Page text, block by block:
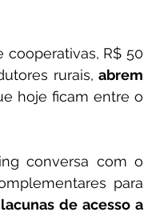
cooperativas, R$ 50
rurais, abrem
hoje ficam entre o
conversa com o
para
de acesso a